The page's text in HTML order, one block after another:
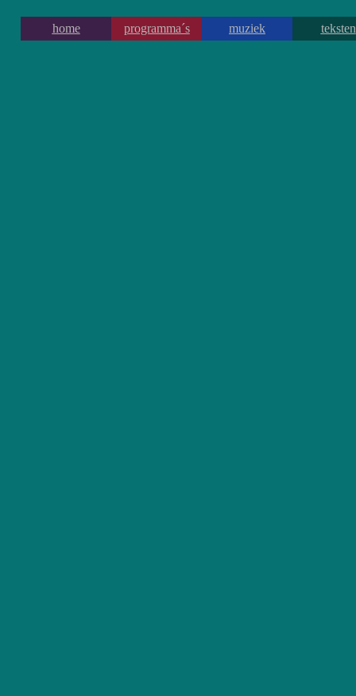
home programma´s muziek teksten